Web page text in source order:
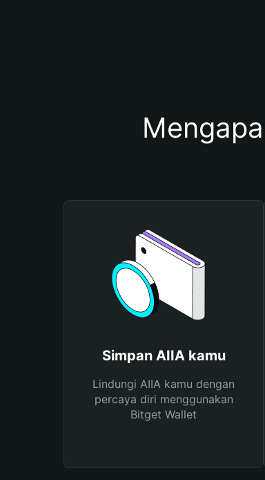
Simpan AIIA kamu
Lindungi AIIA kamu dengan
percaya diri menggunakan
Bitget Wallet